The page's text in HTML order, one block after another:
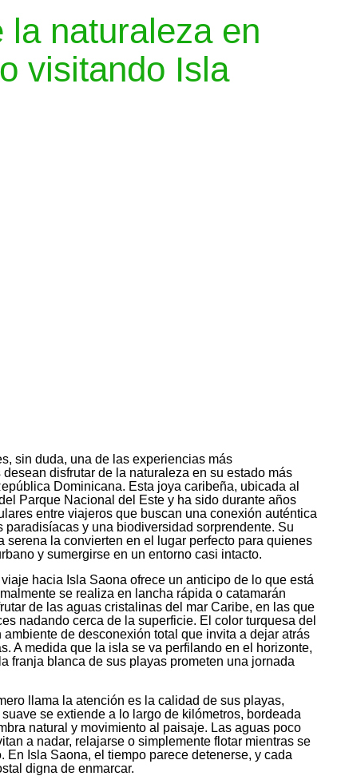
la naturaleza en
visitando Isla
sin duda, una de las experiencias más
disfrutar de la naturaleza en su estado más
Dominicana. Esta joya caribeña, ubicada al
Parque Nacional del Este y ha sido durante años
entre viajeros que buscan una conexión auténtica
paradisíacas y una biodiversidad sorprendente. Su
serena la convierten en el lugar perfecto para quienes
y sumergirse en un entorno casi intacto.
hacia Isla Saona ofrece un anticipo de lo que está
se realiza en lancha rápida o catamarán
de las aguas cristalinas del mar Caribe, en las que
nadando cerca de la superficie. El color turquesa del
de desconexión total que invita a dejar atrás
A medida que la isla se va perfilando en el horizonte,
franja blanca de sus playas prometen una jornada
llama la atención es la calidad de sus playas,
se extiende a lo largo de kilómetros, bordeada
natural y movimiento al paisaje. Las aguas poco
a nadar, relajarse o simplemente flotar mientras se
En Isla Saona, el tiempo parece detenerse, y cada
digna de enmarcar.